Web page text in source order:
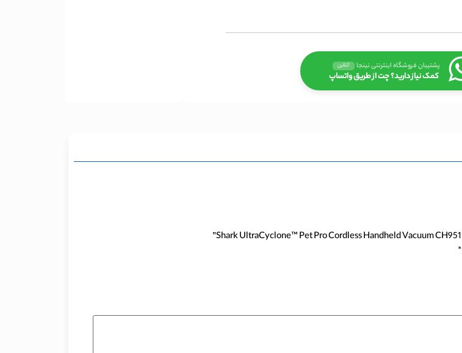
پشتیبان فروشگاه اینترنتی نینجا آنلاین
کمک نیاز دارید؟ چت از طریق واتساپ
*